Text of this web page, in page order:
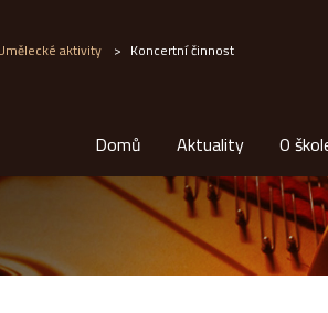
aktivity > Koncertní činnost
Domů Aktuality O